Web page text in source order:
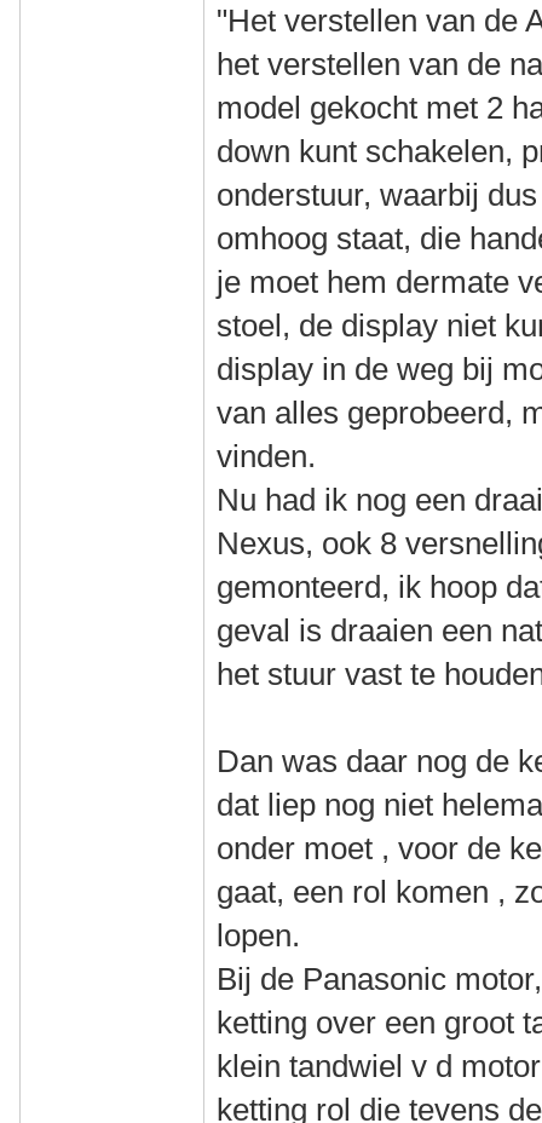
"Het verstellen van de
het verstellen van de
model gekocht met 2
down kunt schakelen,
onderstuur, waarbij
omhoog staat, die
je moet hem dermate
stoel, de display niet
display in de weg bij
van alles geprobeerd,
vinden.
Nu had ik nog een
Nexus, ook 8
gemonteerd, ik hoop
geval is draaien een
het stuur vast te
Dan was daar nog de
dat liep nog niet
onder moet , voor de
gaat, een rol komen ,
lopen.
Bij de Panasonic
ketting over een groot
klein tandwiel v d
ketting rol die tevens